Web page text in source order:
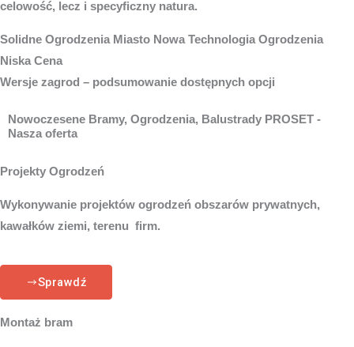
celowość, lecz i specyficzny natura.
Solidne Ogrodzenia Miasto Nowa Technologia Ogrodzenia
Niska Cena
Wersje zagrod – podsumowanie dostępnych opcji
Nowoczesene Bramy, Ogrodzenia, Balustrady PROSET -
Nasza oferta
Projekty Ogrodzeń
Wykonywanie projektów ogrodzeń obszarów prywatnych,
kawałków ziemi, terenu firm.
Sprawdź
Montaż bram